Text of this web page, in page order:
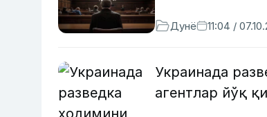
Дунё 11:04 /
Украинада
агентлар йўқ